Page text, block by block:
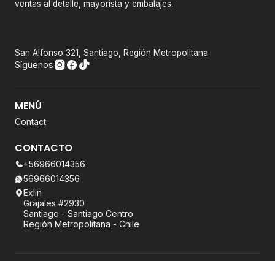
ventas al detalle, mayorista y embalajes.
San Alfonso 321, Santiago, Región Metropolitana
Síguenos
MENÚ
Contact
CONTACTO
+56966014356
56966014356
Exlin
Grajales #2930
Santiago - Santiago Centro
Región Metropolitana - Chile